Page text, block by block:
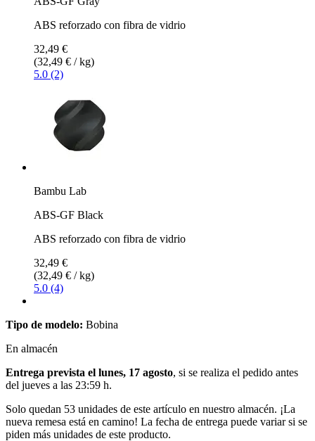
ABS reforzado con fibra de vidrio
32,49 €
(32,49 € / kg)
5.0 (2)
Bambu Lab
ABS-GF Black
ABS reforzado con fibra de vidrio
32,49 €
(32,49 € / kg)
5.0 (4)
Tipo de modelo: Bobina
En almacén
Entrega prevista el lunes, 17 agosto, si se realiza el pedido antes
del jueves a las 23:59 h.
Solo quedan 53 unidades de este artículo en nuestro almacén. ¡La
nueva remesa está en camino! La fecha de entrega puede variar si se
piden más unidades de este producto.